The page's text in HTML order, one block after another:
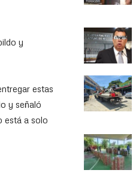
y
estas
y señaló
está a solo